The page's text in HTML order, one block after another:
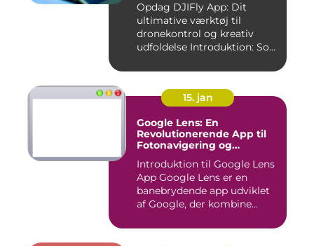
Opdag DJIFly App: Dit
ultimative værktøj til
dronekontrol og kreativ
udfoldelse Introduktion: Som
15. jan
Google Lens: En
Revolutionerende App til
Fotonavigering og
Introduktion til Google Lens
App Google Lens er en
banebrydende app udviklet
af Google, der kombine...